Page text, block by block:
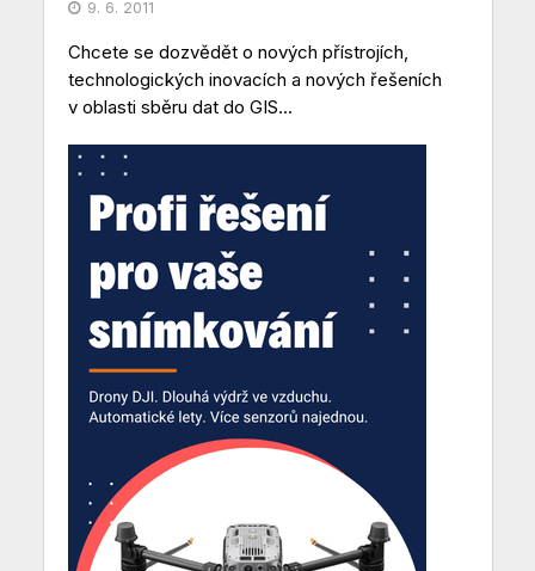
9. 6. 2011
Chcete se dozvědět o nových přístrojích,
technologických inovacích a nových řešeních
v oblasti sběru dat do GIS...